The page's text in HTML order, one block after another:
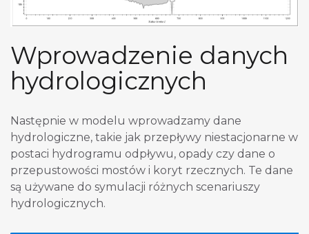
Wprowadzenie danych
hydrologicznych
Następnie w modelu wprowadzamy dane
hydrologiczne, takie jak przepływy niestacjonarne w
postaci hydrogramu odpływu, opady czy dane o
przepustowości mostów i koryt rzecznych. Te dane
są używane do symulacji różnych scenariuszy
hydrologicznych.